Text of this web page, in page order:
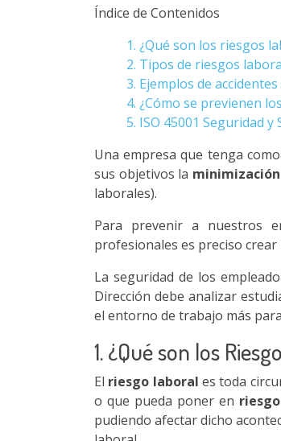
Índice de Contenidos
1. ¿Qué son los riesgos
2. Tipos de riesgos
3. Ejemplos de
4. ¿Cómo se previenen
5. ISO 45001 Seguridad
Una empresa que tenga
sus objetivos la
laborales).
Para prevenir a nuestros
profesionales es preciso
La seguridad de los
Dirección debe analizar
el entorno de trabajo más
1. ¿Qué son los
El riesgo laboral es toda
o que pueda poner en
pudiendo afectar dicho